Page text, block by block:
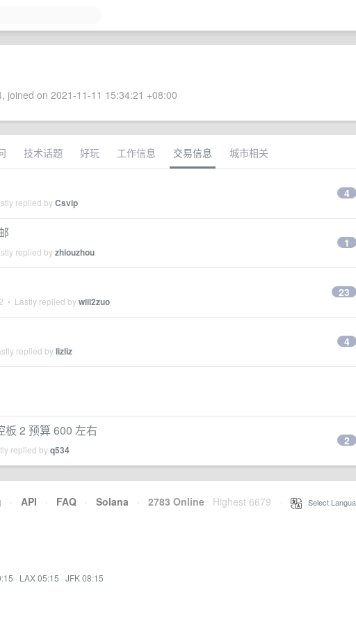
joined on 2021-11-11 15:34:21 +08:00
技术话题 好玩 工作信息 交易信息 城市相关
replied byCsvip
4
replied byzhiouzhou
1
• Lastly replied bywill2zuo
23
replied bylizliz
4
2 预算 600 左右
replied byq534
2
· API · FAQ · Solana · 2783 Online Highest 6679 Select
· LAX 05:15 · JFK 08:15